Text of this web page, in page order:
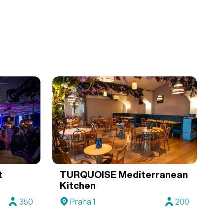
350
TURQUOISE Mediterranean
Kitchen
Praha 1
200